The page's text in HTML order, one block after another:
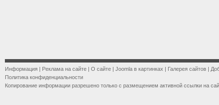
Информация | Реклама на сайте | О сайте | Joomla в картинках | Галерея сайтов |
Политика конфиденциальности
Копирование информации разрешено только с размещением активной ссылки на